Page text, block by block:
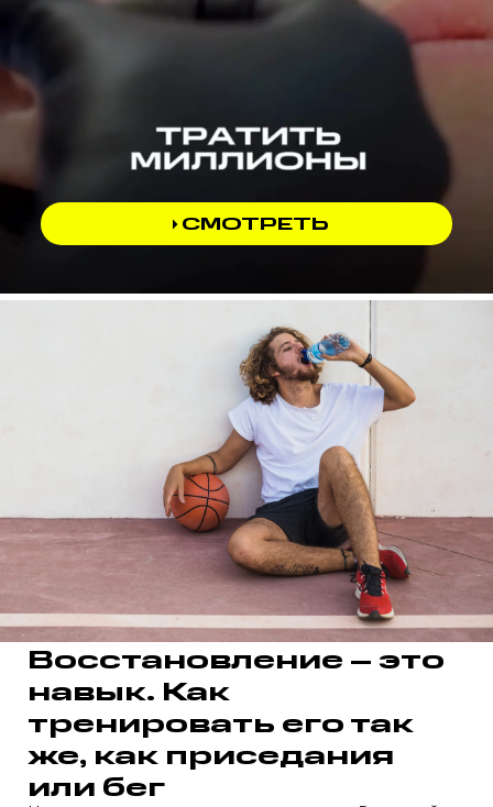
СМОТРЕТЬ
Восстановление – это
навык. Как
тренировать его так
же, как приседания
или бег